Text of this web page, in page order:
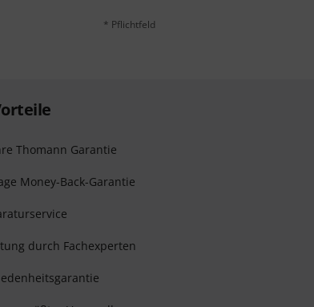
* Pflichtfeld
Thomann Garantie
Money-Back-Garantie
durch Fachexperten